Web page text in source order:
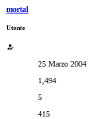
mortal
Utente
25 Marzo 2004
1,494
5
415